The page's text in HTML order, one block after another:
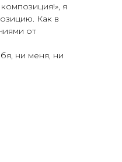
я
Как в
от
ни меня, ни